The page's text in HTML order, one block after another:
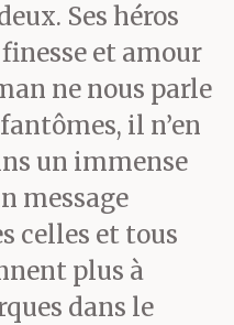
écornés
appelle
Ses héros
et amour
ne nous parle
il n’en
un immense
message
celles et tous
plus à
dans le